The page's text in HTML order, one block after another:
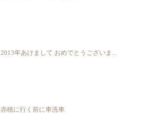
2013年あけまして おめでとうございま...
赤穂に行く前に車洗車